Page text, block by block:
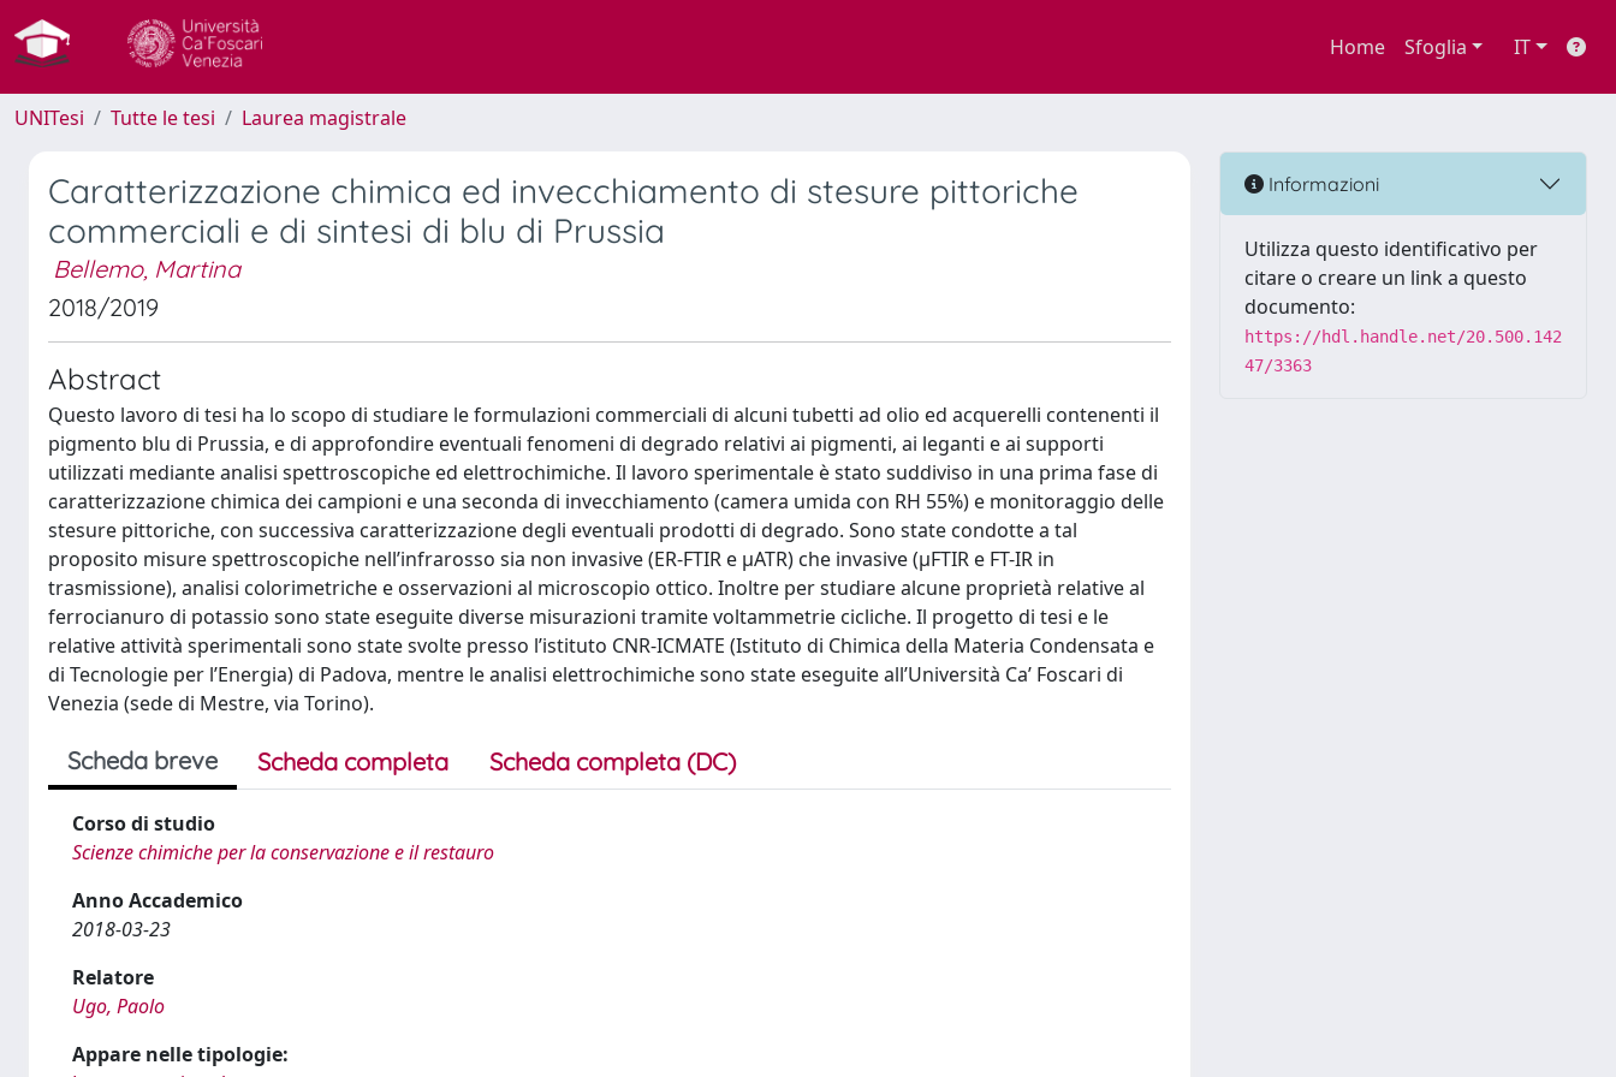
Home Sfoglia IT
UNITesi Tutte le tesi Laurea magistrale
Caratterizzazione chimica ed invecchiamento di stesure pittoriche
commerciali e di sintesi di blu di Prussia
Bellemo, Martina
2018/2019
Abstract
Questo lavoro di tesi ha lo scopo di studiare le formulazioni commerciali di alcuni tubetti ad olio ed acquerelli contenenti il
pigmento blu di Prussia, e di approfondire eventuali fenomeni di degrado relativi ai pigmenti, ai leganti e ai supporti
utilizzati mediante analisi spettroscopiche ed elettrochimiche. Il lavoro sperimentale è stato suddiviso in una prima fase di
caratterizzazione chimica dei campioni e una seconda di invecchiamento (camera umida con RH 55%) e monitoraggio delle
stesure pittoriche, con successiva caratterizzazione degli eventuali prodotti di degrado. Sono state condotte a tal
proposito misure spettroscopiche nell’infrarosso sia non invasive (ER-FTIR e μATR) che invasive (μFTIR e FT-IR in
trasmissione), analisi colorimetriche e osservazioni al microscopio ottico. Inoltre per studiare alcune proprietà relative al
ferrocianuro di potassio sono state eseguite diverse misurazioni tramite voltammetrie cicliche. Il progetto di tesi e le
relative attività sperimentali sono state svolte presso l’istituto CNR-ICMATE (Istituto di Chimica della Materia Condensata e
di Tecnologie per l’Energia) di Padova, mentre le analisi elettrochimiche sono state eseguite all’Università Ca’ Foscari di
Venezia (sede di Mestre, via Torino).
Scheda breve Scheda completa Scheda completa (DC)
Corso di studio
Scienze chimiche per la conservazione e il restauro
Anno Accademico
2018-03-23
Relatore
Ugo, Paolo
Appare nelle tipologie:
Informazioni
Utilizza questo identificativo per
citare o creare un link a questo
documento:
https://hdl.handle.net/20.500.142
47/3363